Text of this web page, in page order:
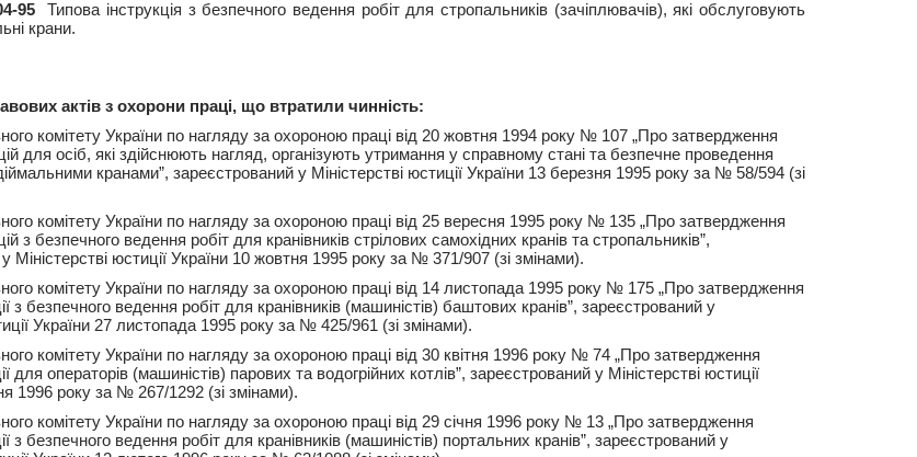
95 Типова інструкція з безпечного ведення робіт для стропальників (зачіплювачів), які обслуговують
крани.
актів з охорони праці, що втратили чинність:
комітету України по нагляду за охороною праці від 20 жовтня 1994 року № 107 „Про затвердження
для осіб, які здійснюють нагляд, організують утримання у справному стані та безпечне проведення
кранами”, зареєстрований у Міністерстві юстиції України 13 березня 1995 року за № 58/594 (зі
комітету України по нагляду за охороною праці від 25 вересня 1995 року № 135 „Про затвердження
з безпечного ведення робіт для кранівників стрілових самохідних кранів та стропальників”,
Міністерстві юстиції України 10 жовтня 1995 року за № 371/907 (зі змінами).
комітету України по нагляду за охороною праці від 14 листопада 1995 року № 175 „Про затвердження
з безпечного ведення робіт для кранівників (машиністів) баштових кранів”, зареєстрований у
України 27 листопада 1995 року за № 425/961 (зі змінами).
комітету України по нагляду за охороною праці від 30 квітня 1996 року № 74 „Про затвердження
для операторів (машиністів) парових та водогрійних котлів”, зареєстрований у Міністерстві юстиції
1996 року за № 267/1292 (зі змінами).
комітету України по нагляду за охороною праці від 29 січня 1996 року № 13 „Про затвердження
з безпечного ведення робіт для кранівників (машиністів) портальних кранів”, зареєстрований у